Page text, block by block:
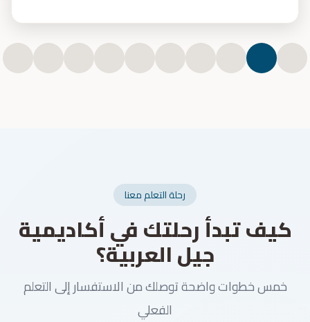
رحلة التعلم معنا
كيف تبدأ رحلتك في أكاديمية
جيل العربية؟
خمس خطوات واضحة توصلك من الاستفسار إلى التعلم
الفعلي